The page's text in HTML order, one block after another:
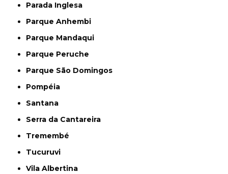
Parada Inglesa
Parque Anhembi
Parque Mandaqui
Parque Peruche
Parque São Domingos
Pompéia
Santana
Serra da Cantareira
Tremembé
Tucuruvi
Vila Albertina